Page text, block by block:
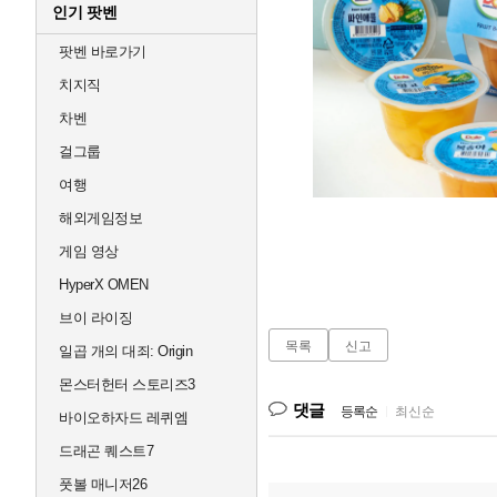
인기 팟벤
팟벤 바로가기
치지직
차벤
걸그룹
여행
해외게임정보
게임 영상
HyperX OMEN
브이 라이징
일곱 개의 대죄: Origin
몬스터헌터 스토리즈3
바이오하자드 레퀴엠
드래곤 퀘스트7
풋볼 매니저26
목록 신고
댓글 등록순 최신순